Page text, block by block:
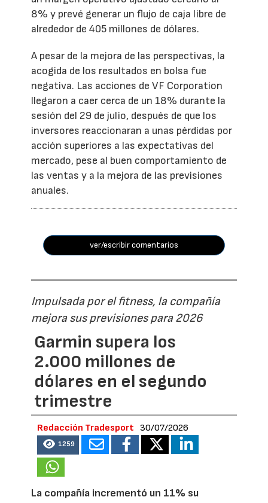
8% y prevé generar un flujo de caja libre de
alrededor de 405 millones de dólares.
A pesar de la mejora de las perspectivas, la
acogida de los resultados en bolsa fue
negativa. Las acciones de VF Corporation
llegaron a caer cerca de un 18% durante la
sesión del 29 de julio, después de que los
inversores reaccionaran a unas pérdidas por
acción superiores a las expectativas del
mercado, pese al buen comportamiento de
las ventas y a la mejora de las previsiones
anuales.
ver/escribir comentarios
Impulsada por el fitness, la compañía
mejora sus previsiones para 2026
Garmin supera los
2.000 millones de
dólares en el segundo
trimestre
Redacción Tradesport 30/07/2026
1259
La compañía incrementó un 11% su